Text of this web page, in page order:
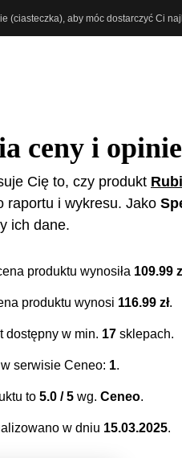
(ciasteczka), aby móc dostarczyć Ci
ceny i
Cię to, czy produkt
raportu i wykresu. Jako
ich dane.
produktu wynosiła 109.99
produktu wynosi 116.99 zł.
dostępny w min. 17 sklepach.
serwisie Ceneo: 1.
to 5.0 / 5 wg. Ceneo.
w dniu 15.03.2025.